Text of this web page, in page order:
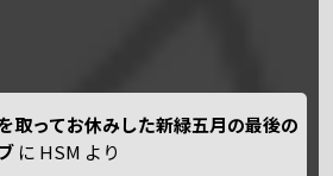
取ってお休みした新緑五月の最後の
に HSM より